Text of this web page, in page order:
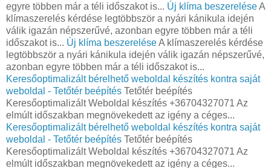
egyre többen már a téli időszakot is... Új klíma beszereléseA
klímaszerelés kérdése legtöbbször a nyári kánikula idején
válik igazán népszerűvé, azonban egyre többen már a téli
időszakot is... Új klíma beszereléseA klímaszerelés kérdése
legtöbbször a nyári kánikula idején válik igazán népszerűvé,
azonban egyre többen már a téli időszakot is...
Keresőoptimalizált bérelhető weboldal készítés kontra saját
weboldal - Tetőtér beépítés Tetőtér beépítés
Keresőoptimalizált Weboldal készítés +36704327071 Az
elmúlt időszakban megnövekedett az igény a céges...
Keresőoptimalizált bérelhető weboldal készítés kontra saját
weboldal - Tetőtér beépítés Tetőtér beépítés
Keresőoptimalizált Weboldal készítés +36704327071 Az
elmúlt időszakban megnövekedett az igény a céges...